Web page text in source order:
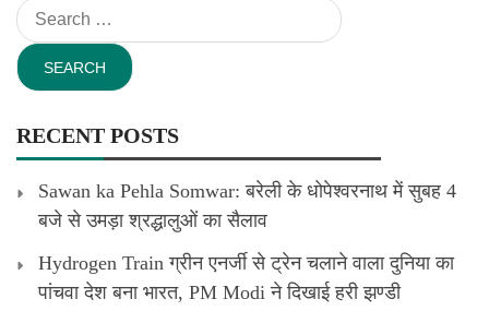
Search
for:
RECENT POSTS
Sawan ka Pehla Somwar: बरेली के धोपेश्वरनाथ में सुबह 4
बजे से उमड़ा श्रद्धालुओं का सैलाव
Hydrogen Train ग्रीन एनर्जी से ट्रेन चलाने वाला दुनिया का
पांचवा देश बना भारत, PM Modi ने दिखाई हरी झण्डी